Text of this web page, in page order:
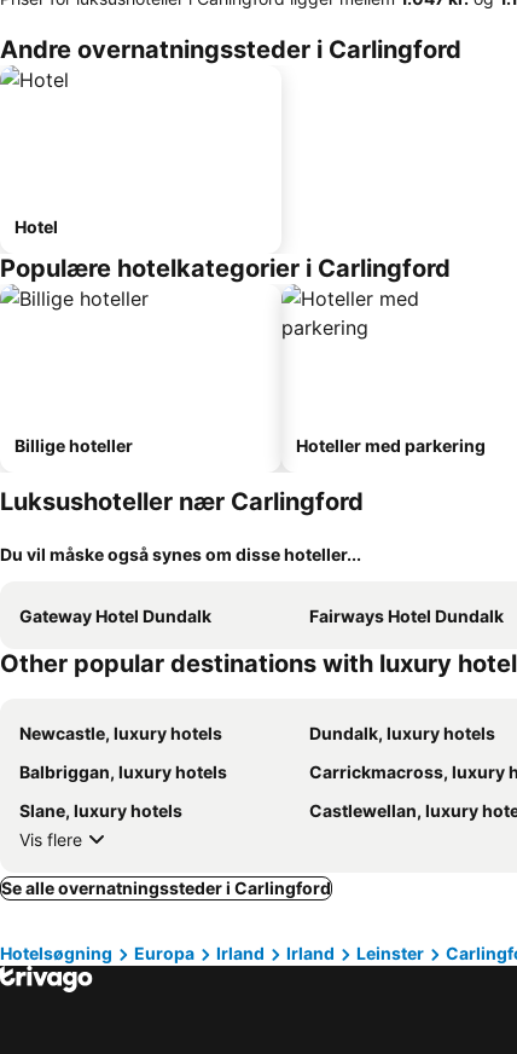
Andre overnatningssteder i Carlingford
Hotel
Populære hotelkategorier i Carlingford
Billige hoteller Hoteller med parkering
Luksushoteller nær Carlingford
Du vil måske også synes om disse hoteller...
Gateway Hotel Dundalk Fairways Hotel Dundalk
Other popular destinations with luxury
Newcastle, luxury hotels Dundalk, luxury hotels
Balbriggan, luxury hotels
Carrickmacross, luxury
Slane, luxury hotels
Castlewellan, luxury
Vis flere
Se alle overnatningssteder i Carlingford
Hotelsøgning Europa Irland Irland Leinster